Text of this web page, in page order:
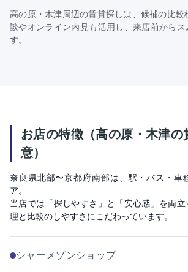
高の原・木津周辺の賃貸探しは、候補の比較
談やオンライン内見も活用し、来店前からス
す。
お店の特徴（高の原・木津の
意）
奈良県北部〜京都府南部は、駅・バス・車
ア。
当店では「探しやすさ」と「安心感」を両
理と比較のしやすさにこだわっています。
シャーメゾンショップ